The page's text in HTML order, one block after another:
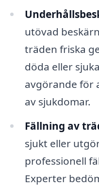
utövad
träden friska
döda eller
avgörande för
av sjukdomar.
Fällning av
sjukt eller
professionell
Experter